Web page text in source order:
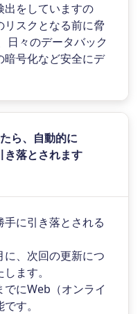
出をしていますの
スクとなる前に脅
日々のデータバック
暗号化など安全にデ
ら、自動的に
き落とされます
に引き落とされる
、次回の更新につ
ます。
にWeb（オンライ
す。